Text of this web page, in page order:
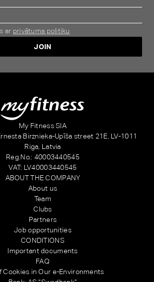
ar privātuma politiku
JOIN
My Fitness SIA
Birznieka-Upīša street 21E, LV-1011
Riga, Latvia
Reg.No.: 40003440545
VAT: LV40003440545
ABOUT THE COMPANY
About us
Team
Clubs
Partners
Job opportunities
CONDITIONS
Important documents
FAQ
Cookies in Our e-Environments